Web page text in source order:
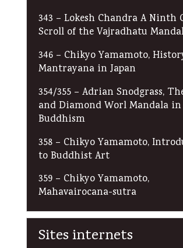
343 – Lokesh Chandra A Ninth
Scroll of the Vajradhatu
346 – Chikyo Yamamoto,
Mantrayana in Japan
354/355 – Adrian Snodgrass,
and Diamond Worl Mandala
Buddhism
358 – Chikyo Yamamoto,
to Buddhist Art
359 – Chikyo Yamamoto,
Mahavairocana-sutra
Sites internets